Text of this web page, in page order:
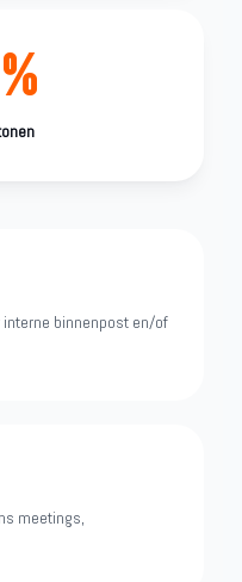
interne binnenpost en/of
meetings,